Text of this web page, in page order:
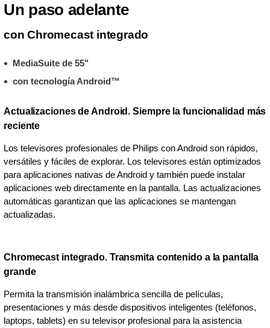
Un paso adelante
con Chromecast integrado
MediaSuite de 55"
con tecnología Android™
Actualizaciones de Android. Siempre la funcionalidad más
reciente
Los televisores profesionales de Philips con Android son rápidos,
versátiles y fáciles de explorar. Los televisores están optimizados
para aplicaciones nativas de Android y también puede instalar
aplicaciones web directamente en la pantalla. Las actualizaciones
automáticas garantizan que las aplicaciones se mantengan
actualizadas.
Chromecast integrado. Transmita contenido a la pantalla
grande
Permita la transmisión inalámbrica sencilla de películas,
presentaciones y más desde dispositivos inteligentes (teléfonos,
laptops, tablets) en su televisor profesional para la asistencia